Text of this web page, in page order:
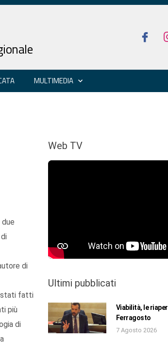
MULTIMEDIA
di
stati fatti
più
di
Web TV
Ultimi pubblicati
Viabilità, le
Ferragosto
7 Agosto 2026